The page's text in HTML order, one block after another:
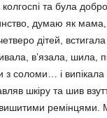
та була
думаю як
дітей,
в’язала, шила,
з соло­ми… і випікала
шкіру та шив
ремінцями.